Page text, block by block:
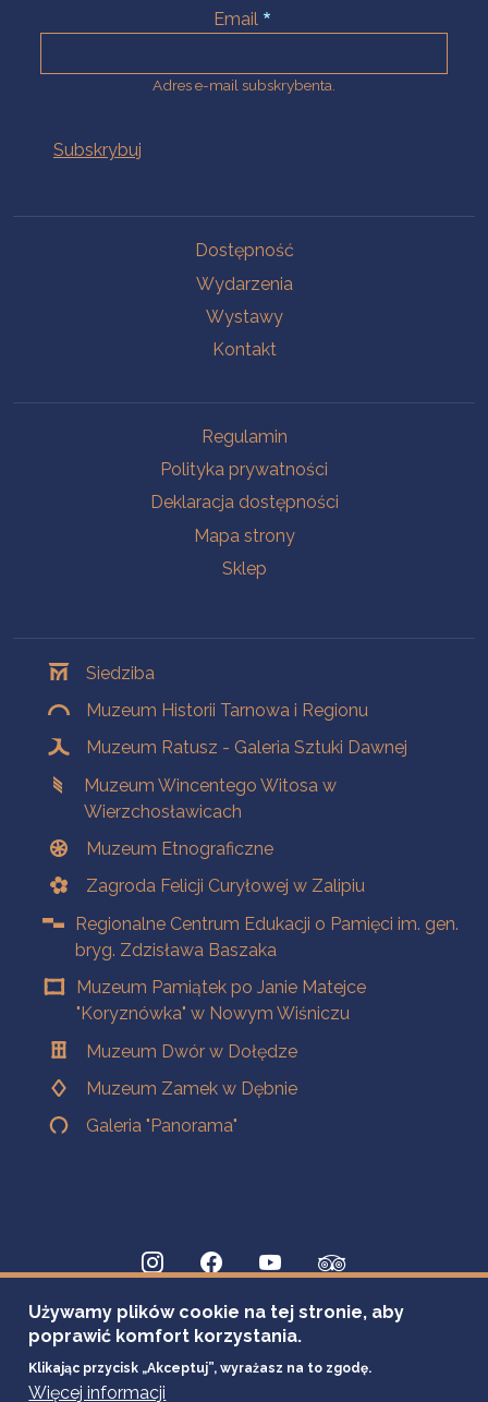
Email
Adres e-mail subskrybenta.
Dostępność
Wydarzenia
Wystawy
Kontakt
Regulamin
Polityka prywatności
Deklaracja dostępności
Mapa strony
Sklep
Siedziba
Muzeum Historii Tarnowa i Regionu
Muzeum Ratusz - Galeria Sztuki Dawnej
Muzeum Wincentego Witosa w
Wierzchosławicach
Muzeum Etnograficzne
Zagroda Felicji Curyłowej w Zalipiu
Regionalne Centrum Edukacji o Pamięci im. gen.
bryg. Zdzisława Baszaka
Muzeum Pamiątek po Janie Matejce
"Koryznówka" w Nowym Wiśniczu
Muzeum Dwór w Dołędze
Muzeum Zamek w Dębnie
Galeria "Panorama"
Używamy plików cookie na tej stronie, aby
poprawić komfort korzystania.
Klikając przycisk „Akceptuj”, wyrażasz na to zgodę.
Więcej informacji